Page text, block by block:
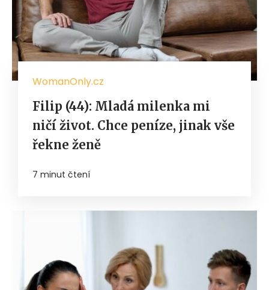
WomanOnly.cz
Filip (44): Mladá milenka mi
ničí život. Chce peníze, jinak vše
řekne ženě
7 minut čtení